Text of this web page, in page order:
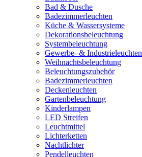
Bad & Dusche
Badezimmerleuchten
Küche & Wassersysteme
Dekorationsbeleuchtung
Systembeleuchtung
Gewerbe- & Industrieleuchten
Weihnachtsbeleuchtung
Beleuchtungszubehör
Badezimmerleuchten
Deckenleuchten
Gartenbeleuchtung
Kinderlampen
LED Streifen
Leuchtmittel
Lichterketten
Nachtlichter
Pendelleuchten